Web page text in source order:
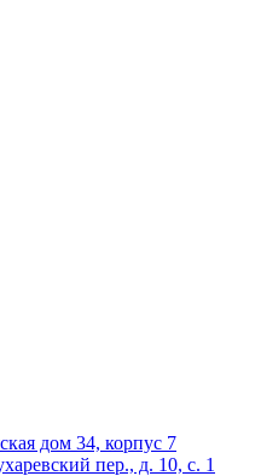
дом 34, корпус 7
пер., д. 10, с. 1